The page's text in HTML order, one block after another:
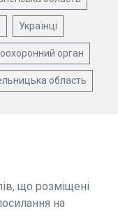
Українці
орган
область
що розміщені
на